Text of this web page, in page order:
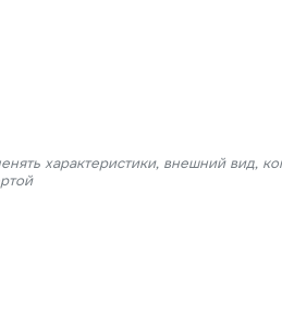
характеристики, внешний вид,